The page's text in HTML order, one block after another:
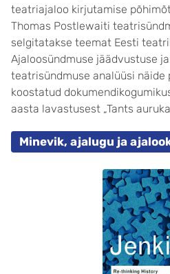
teatriajaloo kirjutamise
Thomas Postlewaiti
selgitatakse teemat Eesti
Ajaloosündmuse jäädvustuse
teatrisündmuse analüüsi näide
koostatud
aasta lavastusest „Tants
Minevik, ajalugu ja